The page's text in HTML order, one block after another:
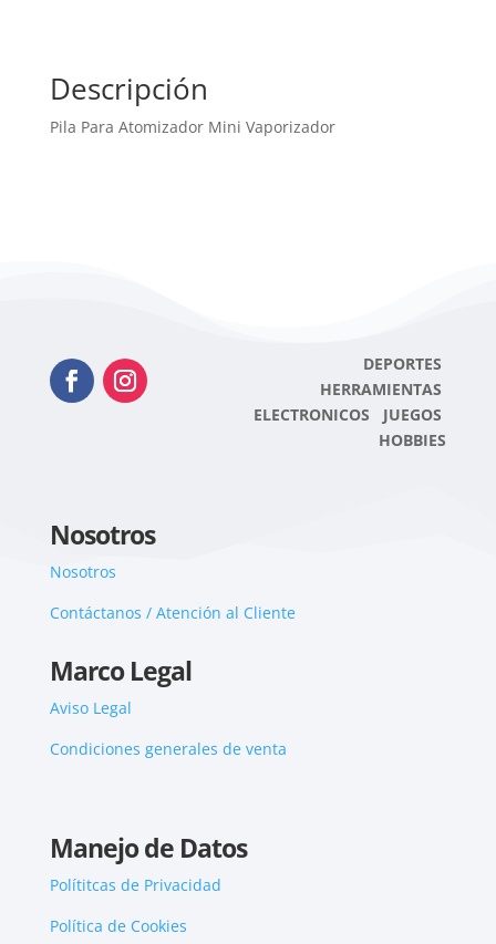
Descripción
Pila Para Atomizador Mini Vaporizador
DEPORTES
HERRAMIENTAS
ELECTRONICOS JUEGOS
HOBBIES
Nosotros
Nosotros
Contáctanos / Atención al Cliente
Marco Legal
Aviso Legal
Condiciones generales de venta
Manejo de Datos
Polítitcas de Privacidad
Política de Cookies